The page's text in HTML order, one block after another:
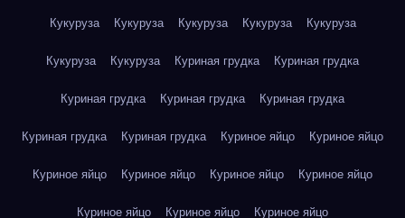
Кукуруза Кукуруза Кукуруза Кукуруза Кукуруза
Кукуруза Кукуруза Куриная грудка Куриная грудка
Куриная грудка Куриная грудка Куриная грудка
Куриная грудка Куриная грудка Куриное яйцо Куриное яйцо
Куриное яйцо Куриное яйцо Куриное яйцо Куриное яйцо
Куриное яйцо Куриное яйцо Куриное яйцо